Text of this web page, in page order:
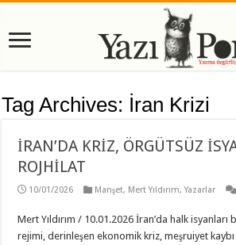
Tag Archives: İran Krizi
İRAN’DA KRİZ, ÖRGÜTSÜZ
ROJHİLAT
10/01/2026 Manşet, Mert Yıldırım,Yazarlar
Mert Yıldırım / 10.01.2026 İran’da halk
rejimi, derinleşen ekonomik kriz, meşruiyet